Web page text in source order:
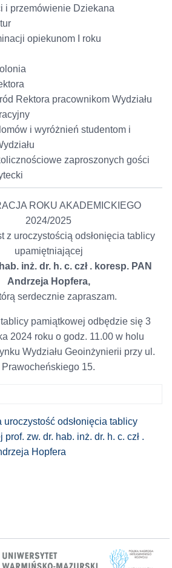
i przemówienie Dziekana
opiekunom I roku
Rektora pracownikom Wydziału
i wyróżnień studentom i
zaproszonych gości
ROKU AKADEMICKIEGO
2024/2025
z uroczystością odsłonięcia tablicy
upamiętniającej
inż. dr. h. c. czł . koresp. PAN
Andrzeja Hopfera,
serdecznie zapraszam.
pamiątkowej odbędzie się 3
2024 roku o godz. 11.00 w holu
Wydziału Geoinżynierii przy ul.
Prawocheńskiego 15.
uroczystość odsłonięcia tablicy
zw. dr. hab. inż. dr. h. c. czł .
Hopfera